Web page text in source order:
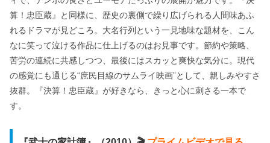
算！忠臣蔵』と同様に、歴史の裏側で繰り広げられる人間味あふ
れるドラマが見どころ。大名行列という一見地味な題材を、こん
なに笑って泣ける作品に仕上げるのはお見事です。節約や策略、
苦労の連続に共感しつつ、最後にはスカッと爽快な気分に。現代
の感覚にも通じる“庶民目線のサムライ映画”として、親しみやすさ
抜群。『決算！忠臣蔵』が好きなら、きっと心に刺さる一本で
す。